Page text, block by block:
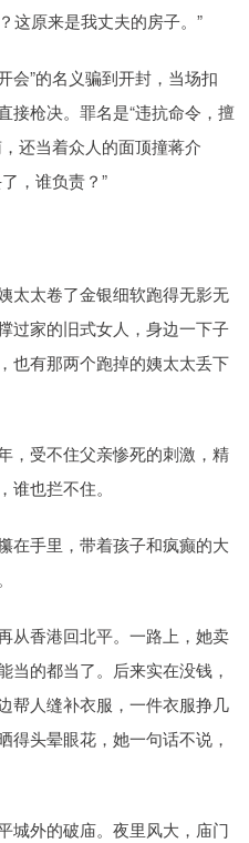
这原来是我丈夫的房子。”
会”的名义骗到开封，当场扣
接枪决。罪名是“违抗命令，擅
还当着众人的面顶撞蒋介
，谁负责？”
太太卷了金银细软跑得无影无
过家的旧式女人，身边一下子
有那两个跑掉的姨太太丢下
，受不住父亲惨死的刺激，精
也拦不住。
在手里，带着孩子和疯癫的大
从香港回北平。一路上，她卖
当的都当了。后来实在没钱，
人缝补衣服，一件衣服挣几
得头晕眼花，她一句话不说，
城外的破庙。夜里风大，庙门